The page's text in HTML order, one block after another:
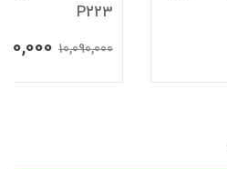
P223
10,090,000